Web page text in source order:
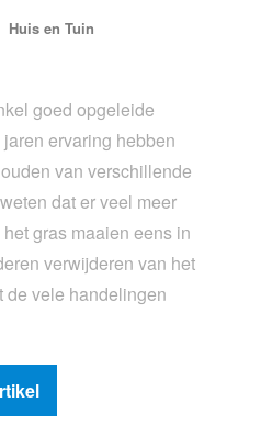
Huis en Tuin
goed opgeleide
ervaring hebben
van verschillende
dat er veel meer
gras maaien eens in
verwijderen van het
de vele handelingen